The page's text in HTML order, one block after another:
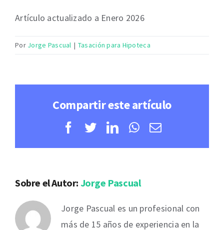
Artículo actualizado a Enero 2026
Por Jorge Pascual | Tasación para Hipoteca
Compartir este artículo
Facebook
TwitterLinkedInWhatsApp
Correo
Sobre el Autor: Jorge Pascual
Jorge Pascual es un profesional con
más de 15 años de experiencia en la